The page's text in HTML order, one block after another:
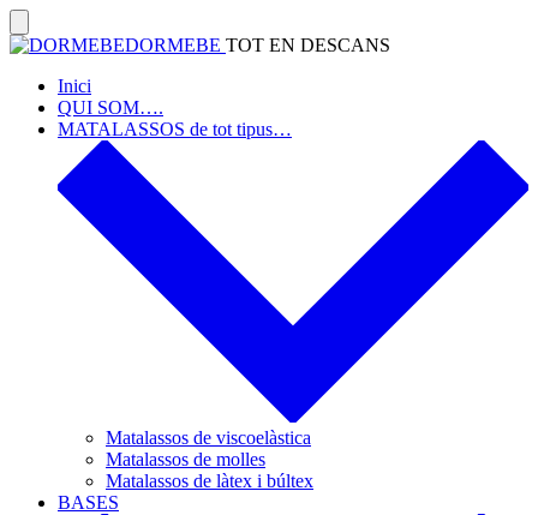
Skip
toSearch
Toggle
DORMEBE TOT EN DESCANS
Inici
QUI SOM….
MATALASSOS de tot tipus…
Matalassos de viscoelàstica
Matalassos de molles
Matalassos de làtex i búltex
BASES